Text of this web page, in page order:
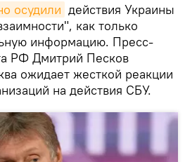
осудили действия Украины
как только
информацию. Пресс-
РФ Дмитрий Песков
ожидает жесткой реакции
на действия СБУ.